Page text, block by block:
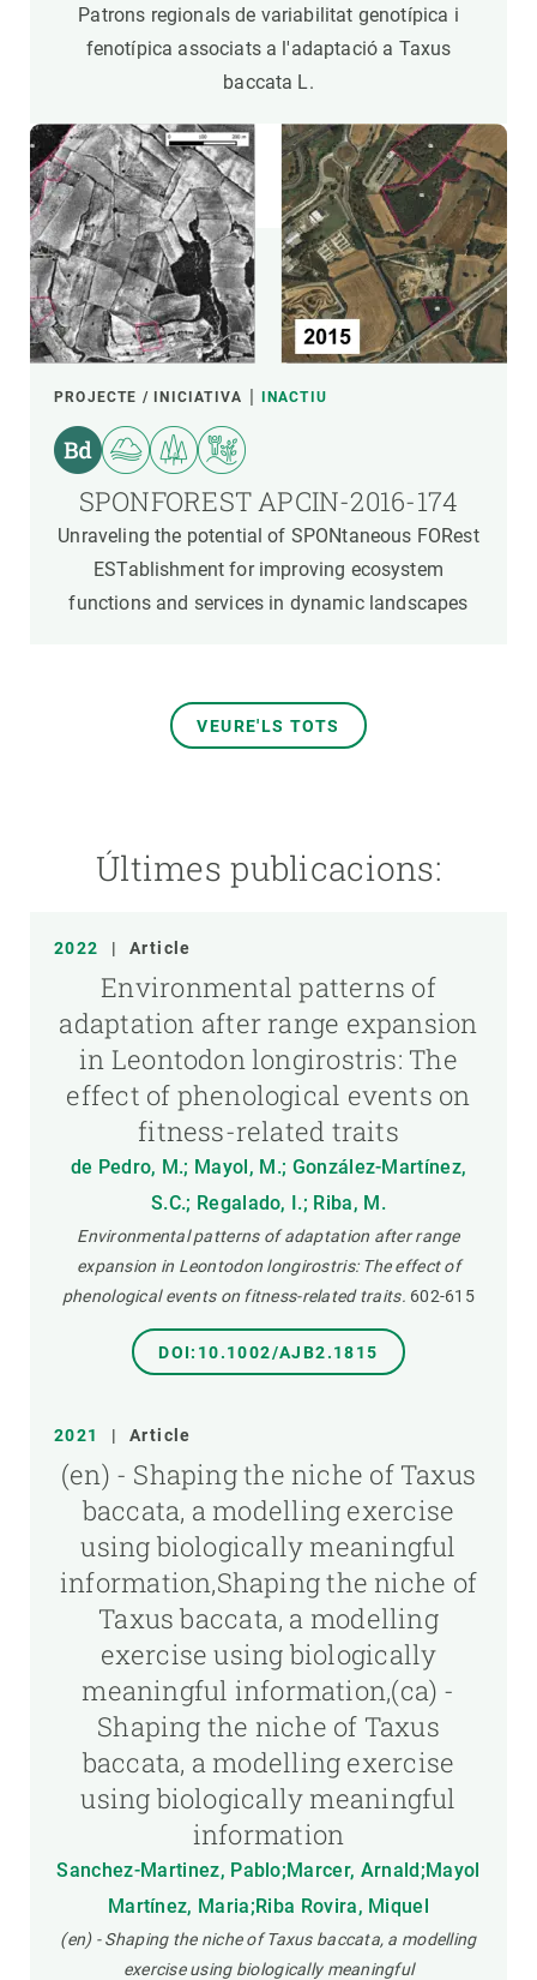
Patrons regionals de variabilitat genotípica i
fenotípica associats a l'adaptació a Taxus
baccata L.
PROJECTE / INICIATIVA INACTIU
SPONFOREST APCIN-2016-174
Unraveling the potential of SPONtaneous FORest
ESTablishment for improving ecosystem
functions and services in dynamic landscapes
VEURE'LS TOTS
Últimes publicacions:
2022 | Article
Environmental patterns of
adaptation after range expansion
in Leontodon longirostris: The
effect of phenological events on
fitness-related traits
de Pedro, M.; Mayol, M.; González-Martínez,
S.C.; Regalado, I.; Riba, M.
Environmental patterns of adaptation after range
expansion in Leontodon longirostris: The effect of
phenological events on fitness-related traits. 602-615
DOI:10.1002/AJB2.1815
2021 | Article
(en) - Shaping the niche of Taxus
baccata, a modelling exercise
using biologically meaningful
information,Shaping the niche of
Taxus baccata, a modelling
exercise using biologically
meaningful information,(ca) -
Shaping the niche of Taxus
baccata, a modelling exercise
using biologically meaningful
information
Sanchez-Martinez, Pablo;Marcer, Arnald;Mayol
Martínez, Maria;Riba Rovira, Miquel
(en) - Shaping the niche of Taxus baccata, a modelling
exercise using biologically meaningful